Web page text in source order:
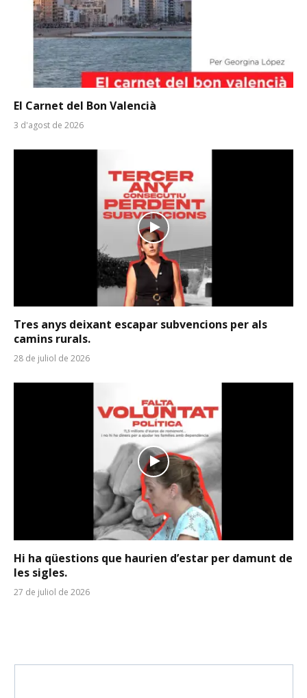
El Carnet del Bon Valencià
3 d'agost de 2026
Tres anys deixant escapar subvencions per als
camins rurals.
28 de juliol de 2026
Hi ha qüestions que haurien d’estar per damunt de
les sigles.
27 de juliol de 2026